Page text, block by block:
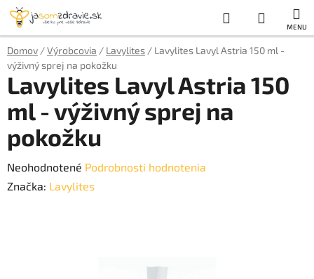
Prejsť
obsah
Hľadať
KOŠÍK
Domov /Výrobcovia / Lavylites / Lavylites Lavyl Astria 150 ml -
výživný sprej na pokožku
Lavylites Lavyl Astria 150
ml - výživný sprej na
pokožku
Priemerné
hodnotenie
Neohodnotené Podrobnosti hodnotenia
Značka: Lavylites